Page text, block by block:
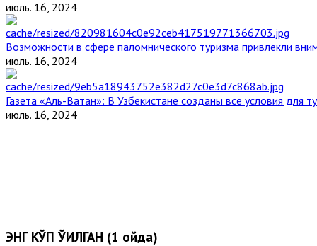
июль. 16, 2024
Возможности в сфере паломнического туризма привлекли
июль. 16, 2024
Газета «Аль-Ватан»: В Узбекистане созданы все условия для
июль. 16, 2024
ЭНГ КЎП ЎҚИЛГАН (1 ойда)